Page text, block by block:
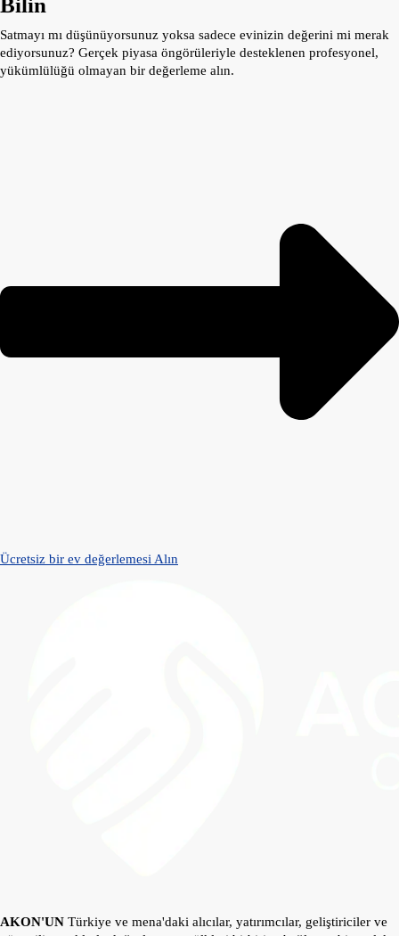
Bilin
Satmayı mı düşünüyorsunuz yoksa sadece evinizin değerini mi merak
ediyorsunuz? Gerçek piyasa öngörüleriyle desteklenen profesyonel,
yükümlülüğü olmayan bir değerleme alın.
Ücretsiz bir ev değerlemesi Alın
AKON'UN Türkiye ve mena'daki alıcılar, yatırımcılar, geliştiriciler ve